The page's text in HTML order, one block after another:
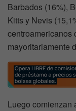
Barbados (16%),
Kitts y Nevis
centroamericanos
mayoritariamente
Luego comienzan